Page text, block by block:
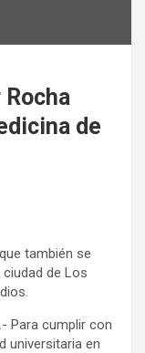
Rocha
de
también se
de Los
Para cumplir con
universitaria en